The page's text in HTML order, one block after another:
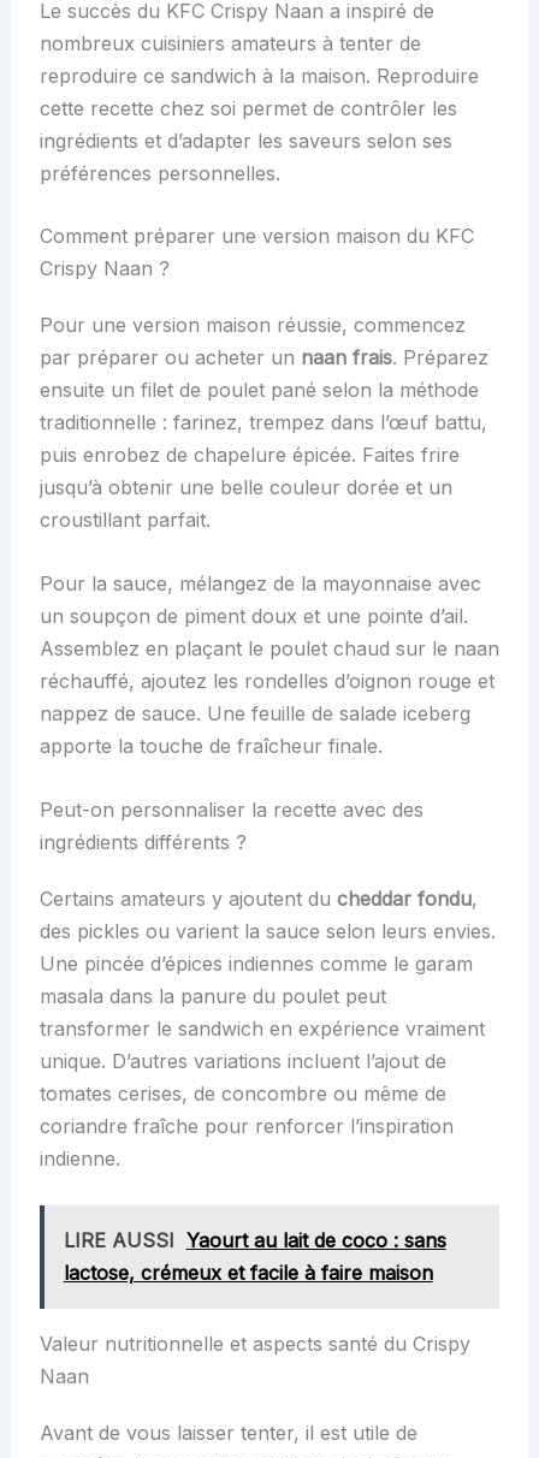
Le succès du KFC Crispy Naan a inspiré de
nombreux cuisiniers amateurs à tenter de
reproduire ce sandwich à la maison. Reproduire
cette recette chez soi permet de contrôler les
ingrédients et d’adapter les saveurs selon ses
préférences personnelles.
Comment préparer une version maison du KFC
Crispy Naan ?
Pour une version maison réussie, commencez
par préparer ou acheter un naan frais. Préparez
ensuite un filet de poulet pané selon la méthode
traditionnelle : farinez, trempez dans l’œuf battu,
puis enrobez de chapelure épicée. Faites frire
jusqu’à obtenir une belle couleur dorée et un
croustillant parfait.
Pour la sauce, mélangez de la mayonnaise avec
un soupçon de piment doux et une pointe d’ail.
Assemblez en plaçant le poulet chaud sur le naan
réchauffé, ajoutez les rondelles d’oignon rouge et
nappez de sauce. Une feuille de salade iceberg
apporte la touche de fraîcheur finale.
Peut-on personnaliser la recette avec des
ingrédients différents ?
Certains amateurs y ajoutent du cheddar fondu,
des pickles ou varient la sauce selon leurs envies.
Une pincée d’épices indiennes comme le garam
masala dans la panure du poulet peut
transformer le sandwich en expérience vraiment
unique. D’autres variations incluent l’ajout de
tomates cerises, de concombre ou même de
coriandre fraîche pour renforcer l’inspiration
indienne.
LIRE AUSSI Yaourt au lait de coco : sans
lactose, crémeux et facile à faire maison
Valeur nutritionnelle et aspects santé du Crispy
Naan
Avant de vous laisser tenter, il est utile de